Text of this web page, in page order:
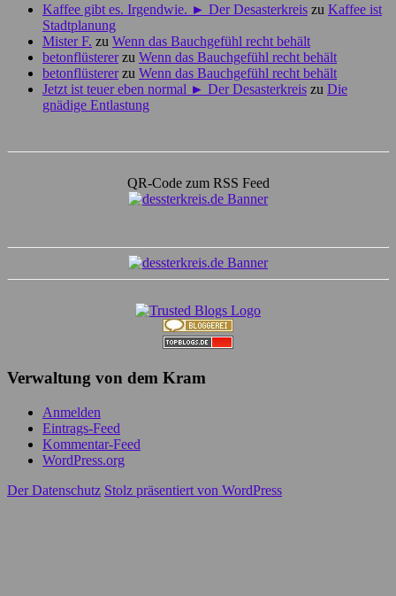
Kaffee gibt es. Irgendwie. ► Der Desasterkreis zu Kaffee ist
Stadtplanung
Mister F. zu Wenn das Bauchgefühl recht behält
betonflüstererzu Wenn das Bauchgefühl recht behält
betonflüstererzu Wenn das Bauchgefühl recht behält
Jetzt ist teuer eben normal ► Der Desasterkreis zu Die
gnädige Entlastung
QR-Code zum RSS Feed
Verwaltung von dem Kram
Anmelden
Eintrags-Feed
Kommentar-Feed
WordPress.org
Der Datenschutz Stolz präsentiert von WordPress